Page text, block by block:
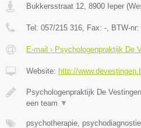
Bukkersstraat 12 8900 Ieper (
Tel: 057/215 316 , Fax: - , BTW-nr:
E-mail › Psychologenpraktijk De
Website: http://
Psychologenpraktijk De
een team ▼
psychotherapie,